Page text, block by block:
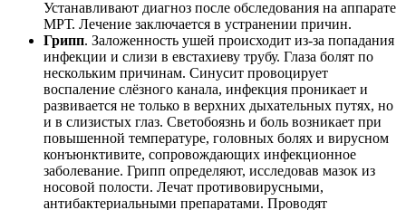
Устанавливают диагноз после обследования на аппарате
МРТ. Лечение заключается в устранении причин.
Грипп. Заложенность ушей происходит из-за попадания
инфекции и слизи в евстахиеву трубу. Глаза болят по
нескольким причинам. Синусит провоцирует
воспаление слёзного канала, инфекция проникает и
развивается не только в верхних дыхательных путях, но
и в слизистых глаз. Светобоязнь и боль возникает при
повышенной температуре, головных болях и вирусном
конъюнктивите, сопровождающих инфекционное
заболевание. Грипп определяют, исследовав мазок из
носовой полости. Лечат противовирусными,
антибактериальными препаратами. Проводят